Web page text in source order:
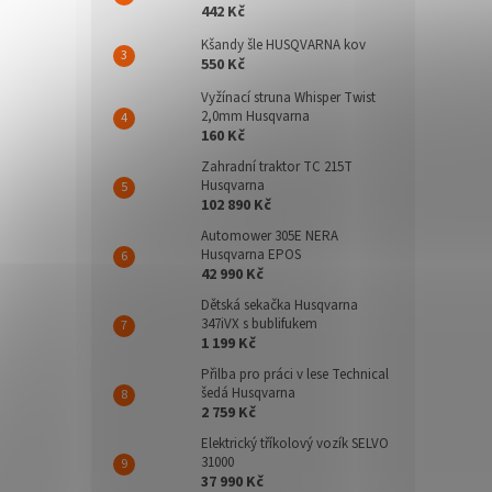
442 Kč
Kšandy šle HUSQVARNA kov
550 Kč
Vyžínací struna Whisper Twist
2,0mm Husqvarna
160 Kč
Zahradní traktor TC 215T
Husqvarna
102 890 Kč
Automower 305E NERA
Husqvarna EPOS
42 990 Kč
Dětská sekačka Husqvarna
347iVX s bublifukem
1 199 Kč
Přilba pro práci v lese Technical
šedá Husqvarna
2 759 Kč
Elektrický tříkolový vozík SELVO
31000
37 990 Kč